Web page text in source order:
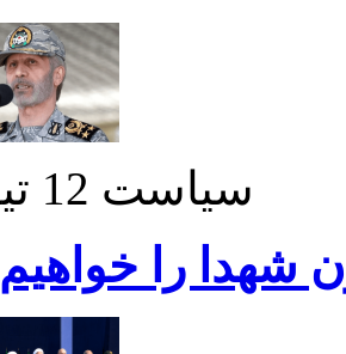
سیاست 12 تیر 1405
شهدا را